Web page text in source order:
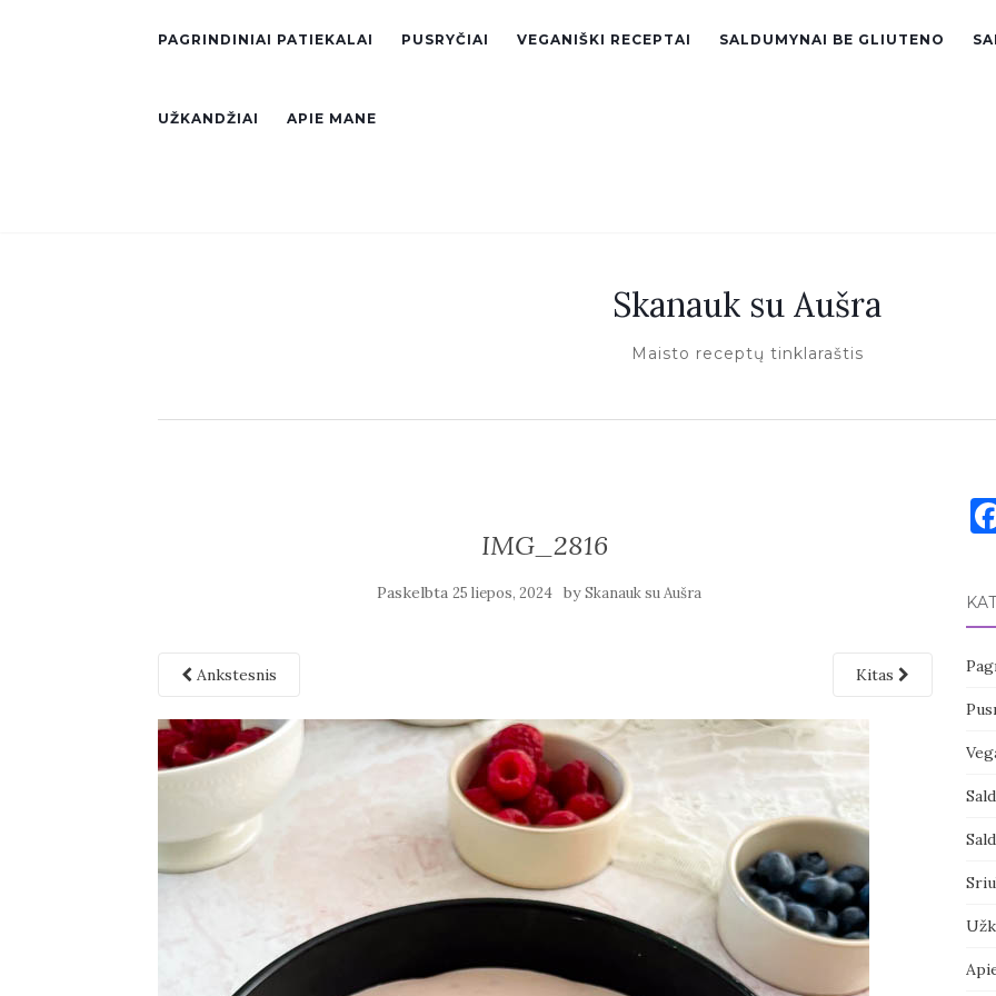
PAGRINDINIAI PATIEKALAI PUSRYČIAI VEGANIŠKI RECEPTAI SALDUMYNAI BE GLIUTENO
UŽKANDŽIAI APIE MANE
Skanauk su Aušra
Maisto receptų tinklaraštis
IMG_2816
Paskelbta25 liepos, 2024 bySkanauk su Aušra
Ankstesnis Kitas